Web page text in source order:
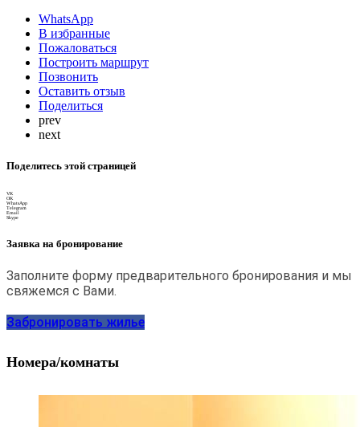
WhatsApp
В избранные
Пожаловаться
Построить маршрут
Позвонить
Оставить отзыв
Поделиться
prev
next
Поделитесь этой страницей
VK
OK
WhatsApp
Telegram
Email
Skype
Заявка на бронирование
Заполните форму предварительного бронирования и мы
свяжемся с Вами.
Забронировать жилье
Номера/комнаты